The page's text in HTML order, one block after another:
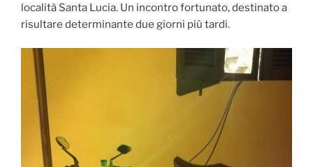
località Santa Lucia. Un incontro fortunato, destinato a
risultare determinante due giorni più tardi.